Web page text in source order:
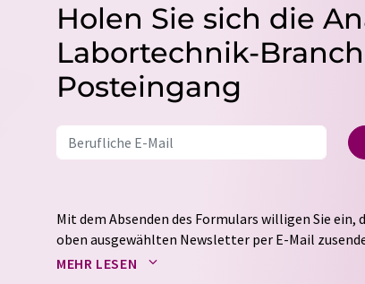
Holen Sie sich die
Labortechnik-
Posteingang
Mit dem Absenden des Formulars willigen Sie ein,
oben ausgewählten Newsletter per E-Mail
weitergegeben. Die Speicherung und Verarbeitung
MEHR LESEN